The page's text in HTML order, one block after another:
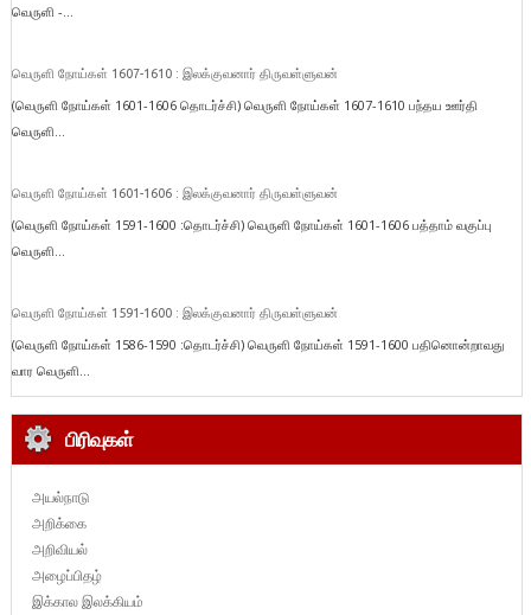
வெருளி -...
வெருளி நோய்கள் 1607-1610 : இலக்குவனார் திருவள்ளுவன்
(வெருளி நோய்கள் 1601-1606 தொடர்ச்சி) வெருளி நோய்கள் 1607-1610 பந்தய ஊர்தி
வெருளி...
வெருளி நோய்கள் 1601-1606 : இலக்குவனார் திருவள்ளுவன்
(வெருளி நோய்கள் 1591-1600 :தொடர்ச்சி) வெருளி நோய்கள் 1601-1606 பத்தாம் வகுப்பு
வெருளி...
வெருளி நோய்கள் 1591-1600 : இலக்குவனார் திருவள்ளுவன்
(வெருளி நோய்கள் 1586-1590 :தொடர்ச்சி) வெருளி நோய்கள் 1591-1600 பதினொன்றாவது
வார வெருளி...
பிரிவுகள்
அயல்நாடு
அறிக்கை
அறிவியல்
அழைப்பிதழ்
இக்கால இலக்கியம்